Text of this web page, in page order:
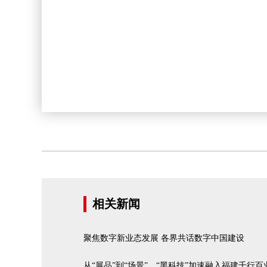
相关新闻
聚焦数字新业态发展 各界共话数字中国建设